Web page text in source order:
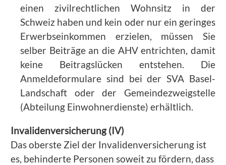
einen zivilrechtlichen Wohnsitz in der
Schweiz haben und kein oder nur ein geringes
Erwerbseinkommen erzielen, müssen Sie
selber Beiträge an die AHV entrichten, damit
keine Beitragslücken entstehen. Die
Anmeldeformulare sind bei der SVA Basel-
Landschaft oder der Gemeindezweigstelle
(Abteilung Einwohnerdienste) erhältlich.
Invalidenversicherung (IV)
Das oberste Ziel der Invalidenversicherung ist
es, behinderte Personen soweit zu fördern, dass